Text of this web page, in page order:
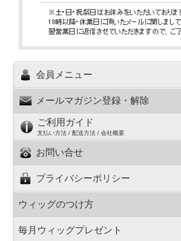
会員メニュー
メールマガジン登録・解除
ご利用ガイド
支払い方法 / 配送方法 / 会社概要
お問い合せ
プライバシーポリシー
ウィッグのつけ方
毎月ウィッグプレゼント